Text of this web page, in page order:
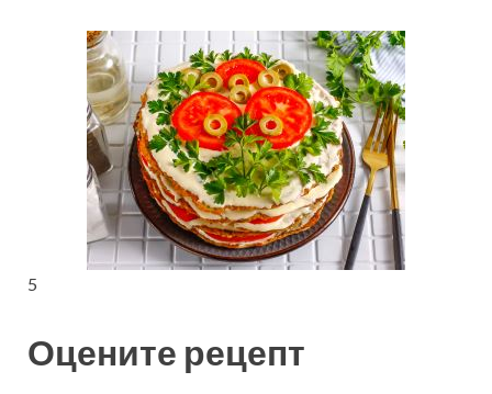
5
Оцените рецепт